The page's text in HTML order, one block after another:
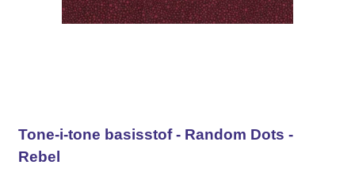
Tone-i-tone basisstof - Random Dots -
Rebel